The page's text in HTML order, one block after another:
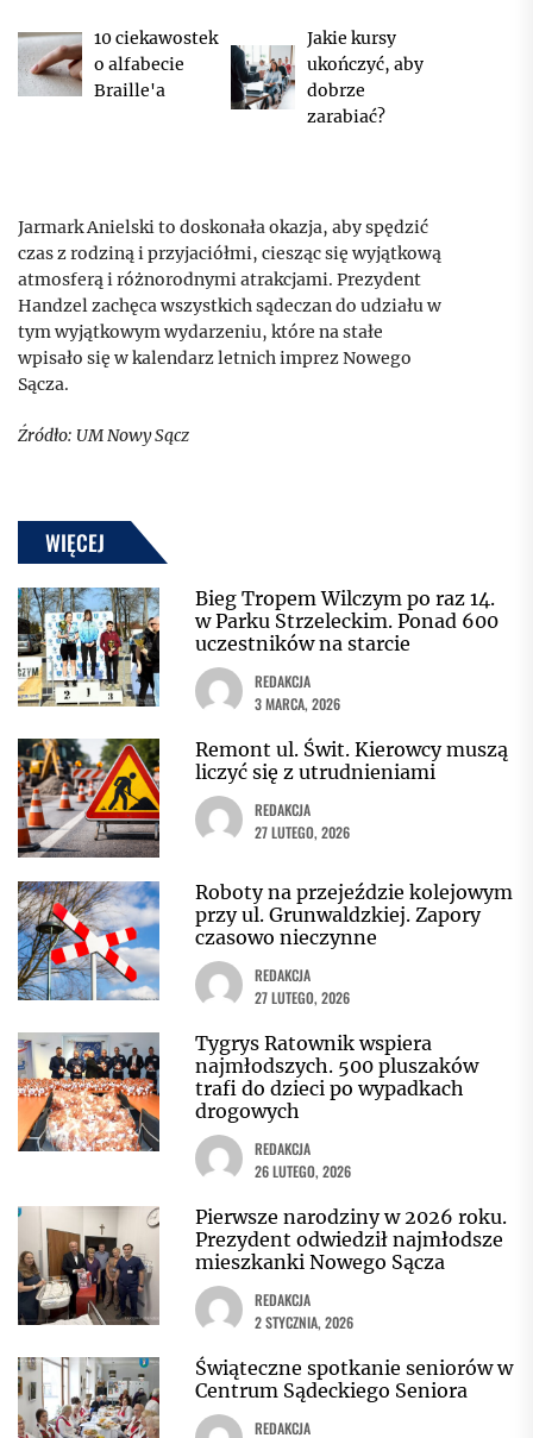
10 ciekawostek
o alfabecie
Braille'a
Jakie kursy
ukończyć, aby
dobrze
zarabiać?
Jarmark Anielski to doskonała okazja, aby spędzić
czas z rodziną i przyjaciółmi, ciesząc się wyjątkową
atmosferą i różnorodnymi atrakcjami. Prezydent
Handzel zachęca wszystkich sądeczan do udziału w
tym wyjątkowym wydarzeniu, które na stałe
wpisało się w kalendarz letnich imprez Nowego
Sącza.
Źródło: UM Nowy Sącz
WIĘCEJ
Bieg Tropem Wilczym po raz 14.
w Parku Strzeleckim. Ponad 600
uczestników na starcie
REDAKCJA
3 MARCA, 2026
Remont ul. Świt. Kierowcy muszą
liczyć się z utrudnieniami
REDAKCJA
27 LUTEGO, 2026
Roboty na przejeździe kolejowym
przy ul. Grunwaldzkiej. Zapory
czasowo nieczynne
REDAKCJA
27 LUTEGO, 2026
Tygrys Ratownik wspiera
najmłodszych. 500 pluszaków
trafi do dzieci po wypadkach
drogowych
REDAKCJA
26 LUTEGO, 2026
Pierwsze narodziny w 2026 roku.
Prezydent odwiedził najmłodsze
mieszkanki Nowego Sącza
REDAKCJA
2 STYCZNIA, 2026
Świąteczne spotkanie seniorów w
Centrum Sądeckiego Seniora
REDAKCJA